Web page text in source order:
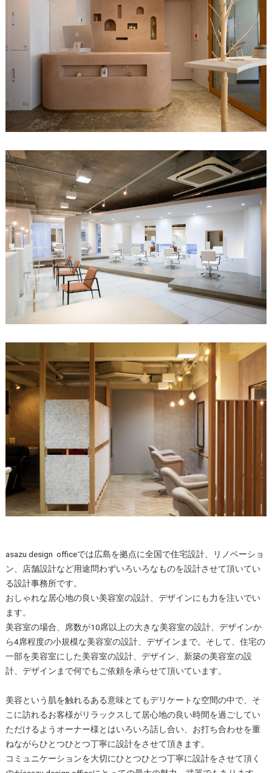
asazu design officeでは広島を拠点に全国で住宅設計、リノベーショ
ン、店舗設計など用途問わずいろいろなものを設計させて頂いてい
る設計事務所です。
おしゃれな居心地の良い美容室の設計、デザインにも力を注いでい
ます。
美容室の場合、席数が10席以上の大きな美容室の設計、デザインか
ら4席程度の小規模な美容室の設計、デザインまで。そして、住宅の
一部を美容室にした美容室の設計、デザイン、新築の美容室の設
計、デザインまで何でもご依頼を承らせて頂いています。
美容という肌を触れるある意味とてもデリケートな空間の中で、そ
こに訪れるお客様がリラックスして居心地の良い時間を過ごしてい
ただけるようオーナー様とはいろいろ話し合い、お打ち合わせを重
ねながらひとつひとつ丁寧に設計をさせて頂きます。
コミュニケーションを大切にひとつひとつ丁寧に設計をさせて頂く